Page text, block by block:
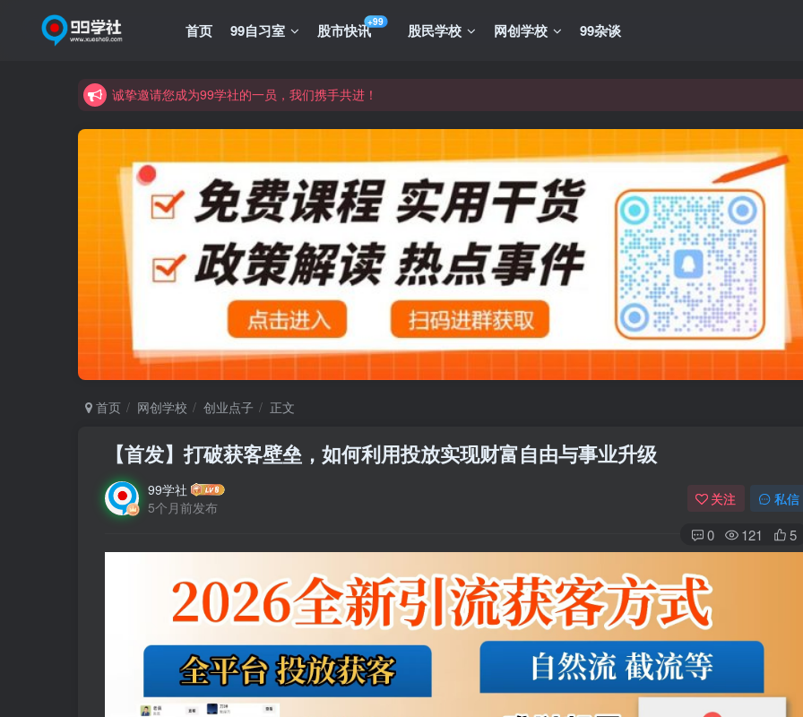
首页 99自习室 股市快讯+99 股民学校 网创学校 99杂谈
学习路上不孤独，99学社与你同行！分享全网优质VIP资源，炒股教程、创业教程、网络营销教程、自媒体短视频教程等，长
学习路上不孤独，99学社与你同行！分享全网优质VIP资源，炒股教程、创业教程、网络营销教程、自媒体短视频教程等，长
首页 网创学校 创业点子 正文
【首发】打破获客壁垒，如何利用投放实现财富自由与事业升级
99学社
5个月前发布
关注 私信
0 121 5